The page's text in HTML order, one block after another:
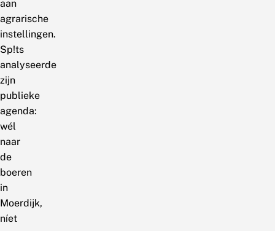
aan
agrarische
instellingen.
Sp!ts
analyseerde
zijn
publieke
agenda:
wél
naar
de
boeren
in
Moerdijk,
níet